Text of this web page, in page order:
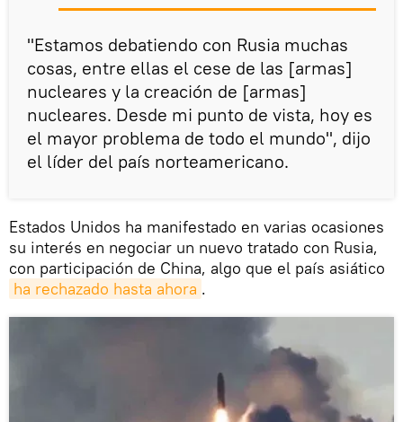
"Estamos debatiendo con Rusia muchas
cosas, entre ellas el cese de las [armas]
nucleares y la creación de [armas]
nucleares. Desde mi punto de vista, hoy es
el mayor problema de todo el mundo", dijo
el líder del país norteamericano.
Estados Unidos ha manifestado en varias ocasiones
su interés en negociar un nuevo tratado con Rusia,
con participación de China, algo que el país asiático
ha rechazado hasta ahora .